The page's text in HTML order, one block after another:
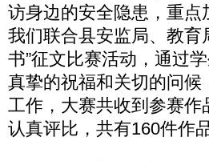
访身边的安全隐患，重
我们联合县安监局、教育
书”征文比赛活动，通过
真挚的祝福和关切的问
工作，大赛共收到参赛
认真评比，共有160件作